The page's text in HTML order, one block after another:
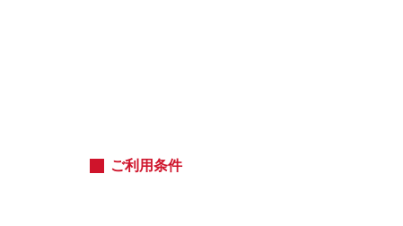
ご利用条件